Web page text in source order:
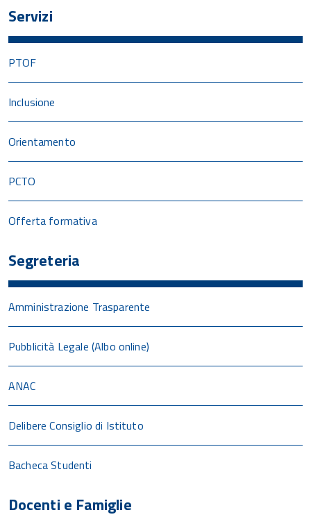
Servizi
PTOF
Inclusione
Orientamento
PCTO
Offerta formativa
Segreteria
Amministrazione Trasparente
Pubblicità Legale (Albo online)
ANAC
Delibere Consiglio di Istituto
Bacheca Studenti
Docenti e Famiglie